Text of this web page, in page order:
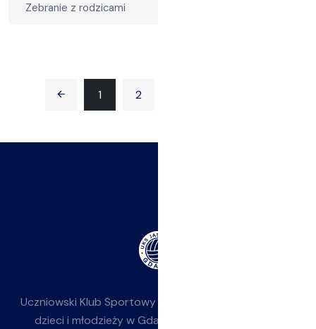
Zebranie z rodzicami
1 2
Uczniowski Klub Sportowy
dzieci i młodzieży w Gdańsku-Jasieniu. Działamy